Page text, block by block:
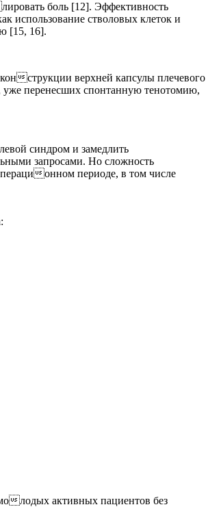
боль [12]. Эффективность
использование стволовых клеток и
[15, 16].
струкции верхней капсулы плечевого
уже перенесших спонтанную тенотомию,
синдром и замедлить
запросами. Но сложность
онном периоде, в том числе
лодых активных пациентов без